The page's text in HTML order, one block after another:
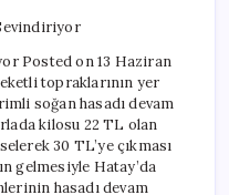
Posted on 13 Haziran
topraklarının yer
soğan hasadı devam
kilosu 22 TL olan
30 TL’ye çıkması
gelmesiyle Hatay’da
hasadı devam